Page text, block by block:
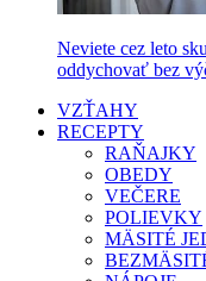
Neviete cez leto
oddychovať bez
VZŤAHY
RECEPTY
RAŇAJKY
OBEDY
VEČERE
POLIEVKY
MÄSITÉ